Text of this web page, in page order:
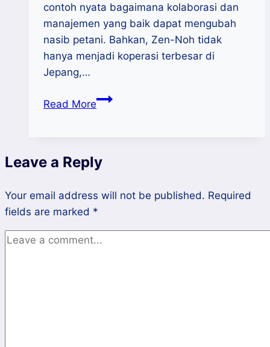
contoh nyata bagaimana kolaborasi dan
manajemen yang baik dapat mengubah
nasib petani. Bahkan, Zen-Noh tidak
hanya menjadi koperasi terbesar di
Jepang,…
Read MoreBelajar
Pertanian
JA
Zen-
noh
Leave a Reply
Your email address will not be published. Required
fields are marked *